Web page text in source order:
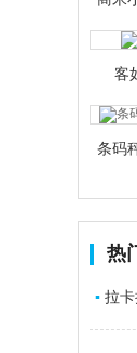
客
条码
热
▪ 拉